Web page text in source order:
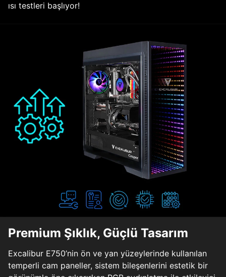
ısı testleri başlıyor!
Premium Şıklık, Güçlü Tasarım
Excalibur E750’nin ön ve yan yüzeylerinde kullanılan
temperli cam paneller, sistem bileşenlerini estetik bir